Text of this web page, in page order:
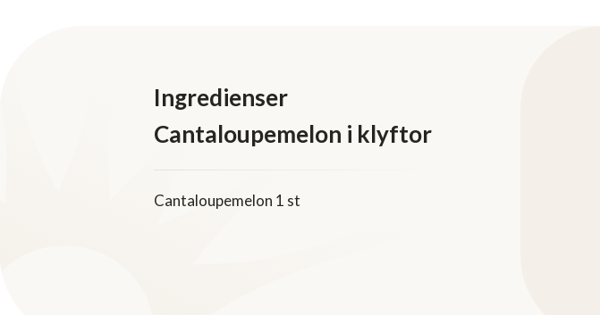
Ingredienser
Cantaloupemelon i klyftor
Cantaloupemelon 1 st